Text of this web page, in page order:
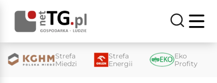
Strefa
Miedzi
Strefa
Energii
Eko
Profity